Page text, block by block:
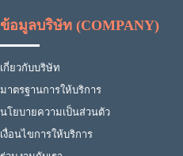
ข้อมูลบริษัท (COMPANY)
เกี่ยวกับบริษัท
มาตรฐานการให้บริการ
นโยบายความเป็นส่วนตัว
เงื่อนไขการให้บริการ